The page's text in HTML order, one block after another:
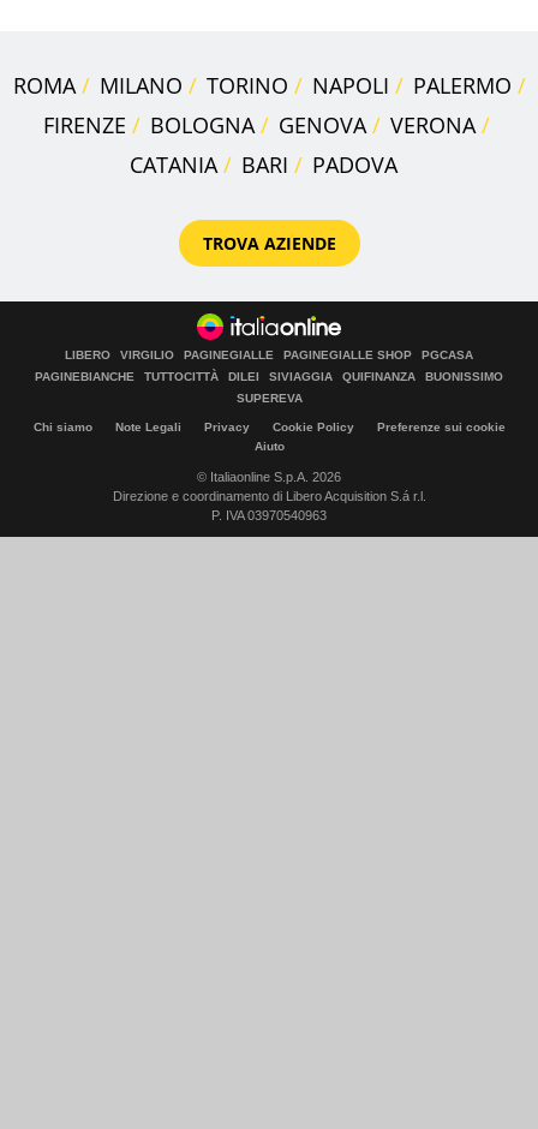
ROMA MILANO TORINO NAPOLI
PALERMO
FIRENZE
BOLOGNA GENOVA
VERONA
CATANIA
BARI PADOVA
TROVA AZIENDE
LIBERO VIRGILIO PAGINEGIALLE PAGINEGIALLE SHOP
PGCASA
PAGINEBIANCHE
TUTTOCITTÀ DILEI SIVIAGGIA QUIFINANZA
BUONISSIMO
SUPEREVA
Chi siamo Note Legali Privacy Cookie Policy
Preferenze sui cookie
Aiuto
© Italiaonline S.p.A. 2026
Direzione e coordinamento di Libero Acquisition S.á r.l.
P. IVA 03970540963